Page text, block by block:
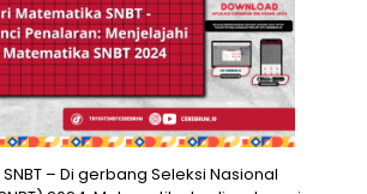
– Di gerbang Seleksi Nasional